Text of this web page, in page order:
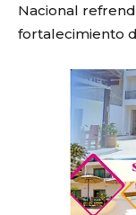
Nacional
fortalecimiento